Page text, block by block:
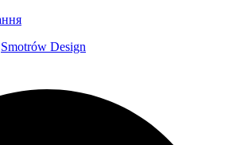
Smotrów Design